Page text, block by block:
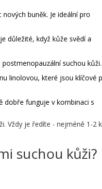
buněk. Je ideální pro
důležité, když kůže svědí a
suchou kůži.
linolovou, které jsou klíčové
dobře funguje v kombinaci s
Vždy je ředíte - nejméně 1-2
suchou kůži?